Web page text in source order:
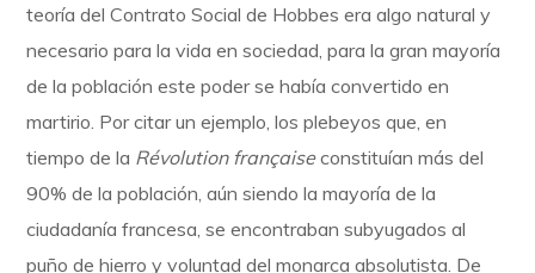
teoría del Contrato Social de Hobbes era algo natural y
necesario para la vida en sociedad, para la gran mayoría
de la población este poder se había convertido en
martirio. Por citar un ejemplo, los plebeyos que, en
tiempo de la Révolution françaiseconstituían más del
90% de la población, aún siendo la mayoría de la
ciudadanía francesa, se encontraban subyugados al
puño de hierro y voluntad del monarca absolutista. De